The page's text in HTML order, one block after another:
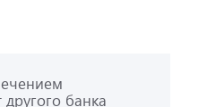
банка